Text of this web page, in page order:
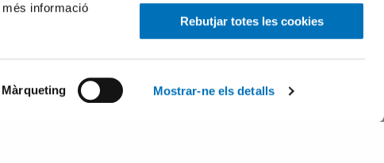
més informació
Màrqueting Mostrar-ne els detalls
Rebutjar totes les cookies